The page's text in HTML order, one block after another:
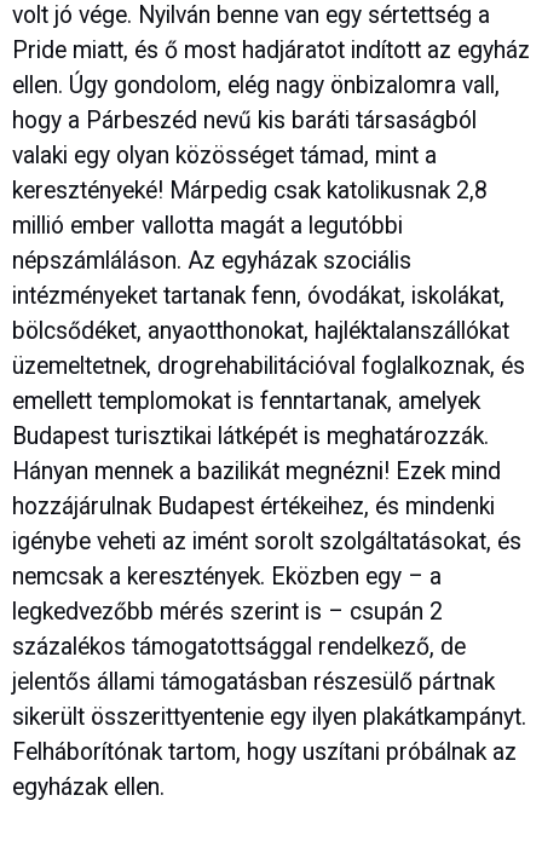
volt jó vége. Nyilván benne van egy sértettség a
Pride miatt, és ő most hadjáratot indított az egyház
ellen. Úgy gondolom, elég nagy önbizalomra vall,
hogy a Párbeszéd nevű kis baráti társaságból
valaki egy olyan közösséget támad, mint a
keresztényeké! Márpedig csak katolikusnak 2,8
millió ember vallotta magát a legutóbbi
népszámláláson. Az egyházak szociális
intézményeket tartanak fenn, óvodákat, iskolákat,
bölcsődéket, anyaotthonokat, hajléktalanszállókat
üzemeltetnek, drogrehabilitációval foglalkoznak, és
emellett templomokat is fenntartanak, amelyek
Budapest turisztikai látképét is meghatározzák.
Hányan mennek a bazilikát megnézni! Ezek mind
hozzájárulnak Budapest értékeihez, és mindenki
igénybe veheti az imént sorolt szolgáltatásokat, és
nemcsak a keresztények. Eközben egy – a
legkedvezőbb mérés szerint is – csupán 2
százalékos támogatottsággal rendelkező, de
jelentős állami támogatásban részesülő pártnak
sikerült összerittyentenie egy ilyen plakátkampányt.
Felháborítónak tartom, hogy uszítani próbálnak az
egyházak ellen.